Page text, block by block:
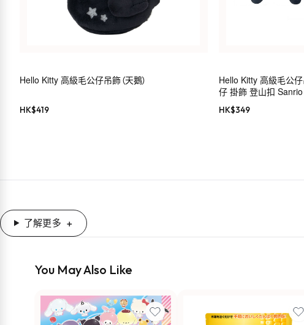
Hello Kitty 高級毛公仔吊飾（天鵝）
HK$419
Hello Kitty 高級毛公
仔 掛飾 登山扣 Sanrio
HK$349
了解更多
You May Also Like